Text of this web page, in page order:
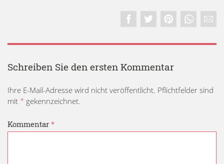
Schreiben Sie den ersten Kommentar
Ihre E-Mail-Adresse wird nicht veröffentlicht. Pflichtfelder sind
mit * gekennzeichnet.
Kommentar *